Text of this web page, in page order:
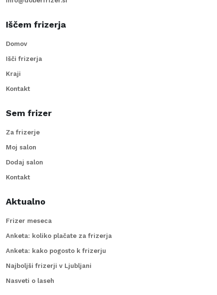
Iščem frizerja
Domov
Išči frizerja
Kraji
Kontakt
Sem frizer
Za frizerje
Moj salon
Dodaj salon
Kontakt
Aktualno
Frizer meseca
Anketa: koliko plačate za frizerja
Anketa: kako pogosto k frizerju
Najboljši frizerji v Ljubljani
Nasveti o laseh